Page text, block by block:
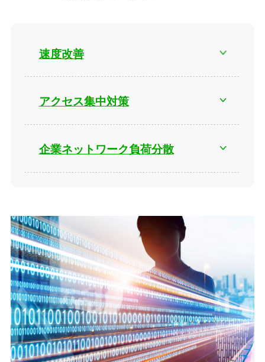
速度改善
アクセス集中対策
企業ネットワーク負荷分散